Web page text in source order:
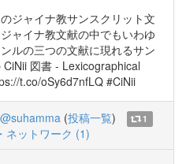
ジャイナ教サンスクリット文
ャイナ教文献の中でもいわゆ
ルの三つの文献に現れるサン
図書 - Lexicographical
t.co/oSy6d7nfLQ #CiNii
@suhamma (投稿一覧)
1
ネットワーク (1)